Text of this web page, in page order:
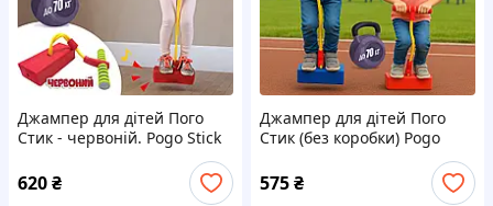
Джампер для дітей Пого
Стик - червоній. Pogo Stick
Jumper Pink. Стрибка для
дітей Пого Джамп. Вік 3+
620₴
Джампер для дітей Пого
Стик (без коробки) Pogo
Stick Jumper. Стрибка для
дітей Пого Джамп 3+ (в
асортименті)
575₴